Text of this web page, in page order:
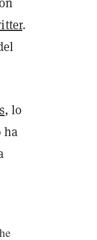
.
, lo
ha